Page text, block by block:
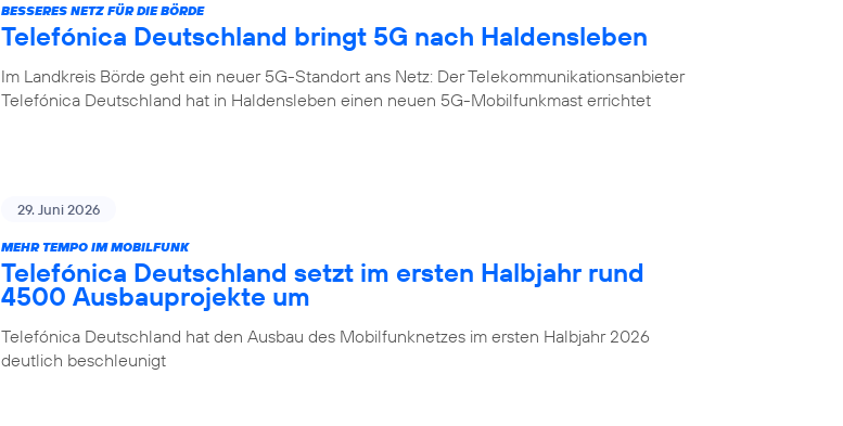
BESSERES NETZ FÜR DIE BÖRDE
Telefónica Deutschland bringt 5G nach Haldensleben
Im Landkreis Börde geht ein neuer 5G-Standort ans Netz: Der Telekommunikationsanbieter
Telefónica Deutschland hat in Haldensleben einen neuen 5G-Mobilfunkmast errichtet
29. Juni 2026
MEHR TEMPO IM MOBILFUNK
Telefónica Deutschland setzt im ersten Halbjahr rund
4500 Ausbauprojekte um
Telefónica Deutschland hat den Ausbau des Mobilfunknetzes im ersten Halbjahr 2026
deutlich beschleunigt